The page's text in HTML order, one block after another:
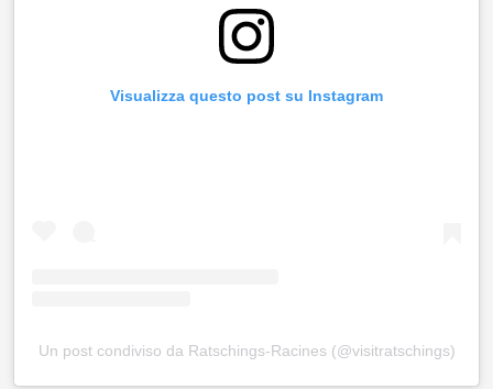
Visualizza questo post su Instagram
Un post condiviso da Ratschings-Racines (@visitratschings)